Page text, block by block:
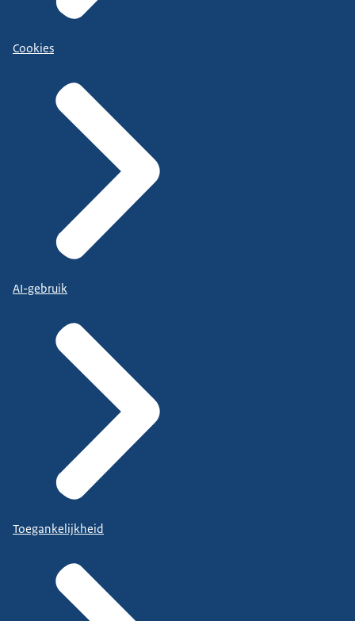
Cookies
AI-gebruik
Toegankelijkheid